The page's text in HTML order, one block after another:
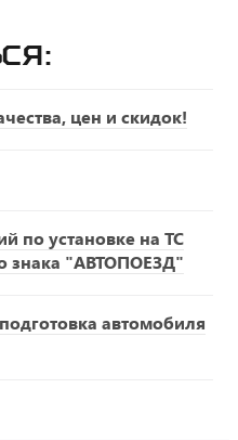
цен и скидок!
по установке на ТС
знака "АВТОПОЕЗД"
автомобиля